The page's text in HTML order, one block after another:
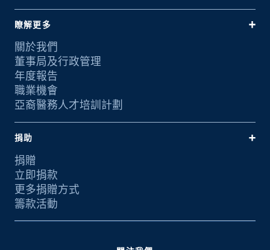
瞭解更多
關於我們
董事局及行政管理
年度報告
職業機會
亞裔醫務人才培訓計劃
捐助
捐贈
立即捐款
更多捐贈方式
籌款活動